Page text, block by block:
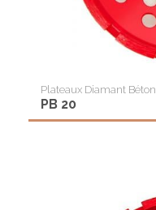
Plateaux Diamant Béton
PB 20